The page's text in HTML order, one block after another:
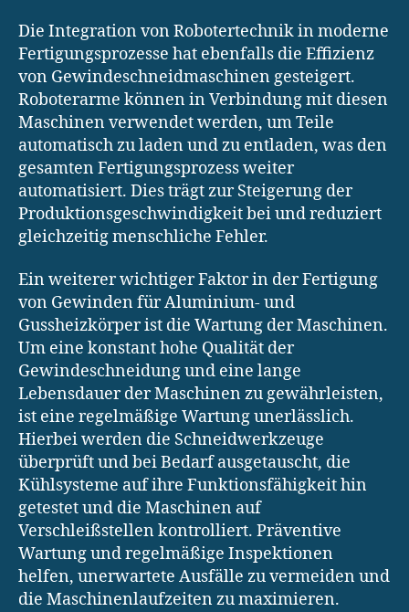
Die Integration von Robotertechnik in moderne
Fertigungsprozesse hat ebenfalls die Effizienz
von Gewindeschneidmaschinen gesteigert.
Roboterarme können in Verbindung mit diesen
Maschinen verwendet werden, um Teile
automatisch zu laden und zu entladen, was den
gesamten Fertigungsprozess weiter
automatisiert. Dies trägt zur Steigerung der
Produktionsgeschwindigkeit bei und reduziert
gleichzeitig menschliche Fehler.
Ein weiterer wichtiger Faktor in der Fertigung
von Gewinden für Aluminium- und
Gussheizkörper ist die Wartung der Maschinen.
Um eine konstant hohe Qualität der
Gewindeschneidung und eine lange
Lebensdauer der Maschinen zu gewährleisten,
ist eine regelmäßige Wartung unerlässlich.
Hierbei werden die Schneidwerkzeuge
überprüft und bei Bedarf ausgetauscht, die
Kühlsysteme auf ihre Funktionsfähigkeit hin
getestet und die Maschinen auf
Verschleißstellen kontrolliert. Präventive
Wartung und regelmäßige Inspektionen
helfen, unerwartete Ausfälle zu vermeiden und
die Maschinenlaufzeiten zu maximieren.